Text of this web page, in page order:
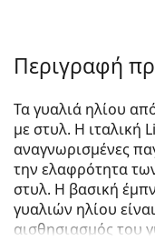
Περιγραφή
Τα γυαλιά ηλίου
με στυλ. Η ιταλική
αναγνωρισμένες
την ελαφρότητα
στυλ. Η βασική
γυαλιών ηλίου
αισθησιασμός του